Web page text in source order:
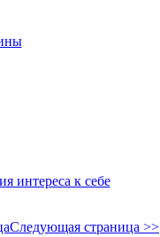
интереса к себе
Следующая страница >>